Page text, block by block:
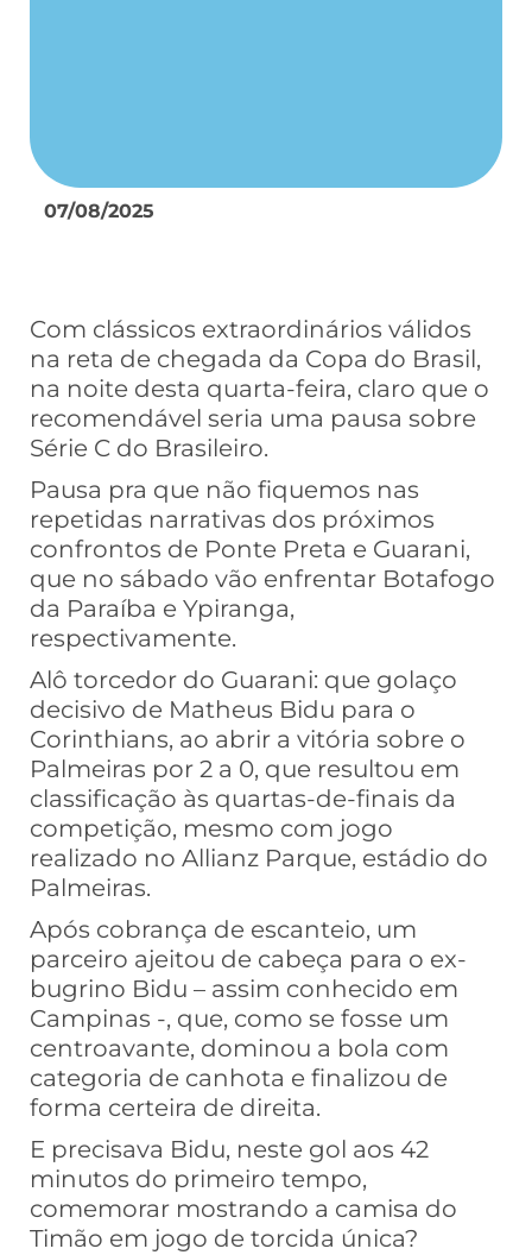
07/08/2025
Com clássicos extraordinários válidos
na reta de chegada da Copa do Brasil,
na noite desta quarta-feira, claro que o
recomendável seria uma pausa sobre
Série C do Brasileiro.
Pausa pra que não fiquemos nas
repetidas narrativas dos próximos
confrontos de Ponte Preta e Guarani,
que no sábado vão enfrentar Botafogo
da Paraíba e Ypiranga,
respectivamente.
Alô torcedor do Guarani: que golaço
decisivo de Matheus Bidu para o
Corinthians, ao abrir a vitória sobre o
Palmeiras por 2 a 0, que resultou em
classificação às quartas-de-finais da
competição, mesmo com jogo
realizado no Allianz Parque, estádio do
Palmeiras.
Após cobrança de escanteio, um
parceiro ajeitou de cabeça para o ex-
bugrino Bidu – assim conhecido em
Campinas -, que, como se fosse um
centroavante, dominou a bola com
categoria de canhota e finalizou de
forma certeira de direita.
E precisava Bidu, neste gol aos 42
minutos do primeiro tempo,
comemorar mostrando a camisa do
Timão em jogo de torcida única?